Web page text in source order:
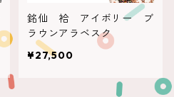
銘仙 袷 アイボリー ブ
ラウンアラベスク
¥27,500